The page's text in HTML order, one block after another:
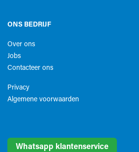
ONS BEDRIJF
Over ons
Jobs
Contacteer ons
Privacy
Algemene voorwaarden​
Whatsapp klantenservice